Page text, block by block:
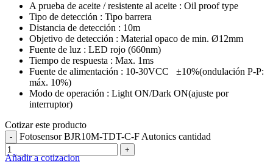
A prueba de aceite / resistente al aceite : Oil proof type
Tipo de detección : Tipo barrera
Distancia de detección : 10m
Objetivo de detección : Material opaco de min. Ø12mm
Fuente de luz : LED rojo (660nm)
Tiempo de respuesta : Max. 1ms
Fuente de alimentación : 10-30VCC ±10%(ondulación P-P:
máx. 10%)
Modo de operación : Light ON/Dark ON(ajuste por
interruptor)
Cotizar este producto
Fotosensor BJR10M-TDT-C-F Autonics cantidad
Añadir a cotizacion